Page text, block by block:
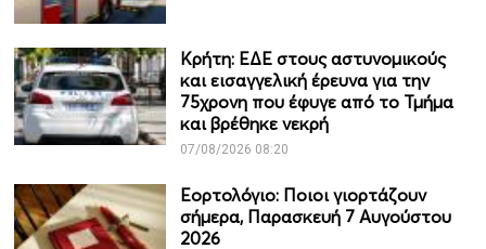
Κρήτη: ΕΔΕ στους αστυνομικούς
και εισαγγελική έρευνα για την
75χρονη που έφυγε από το Τμήμα
και βρέθηκε νεκρή
07/08/2026 08:20
Εορτολόγιο: Ποιοι γιορτάζουν
σήμερα, Παρασκευή 7 Αυγούστου
2026